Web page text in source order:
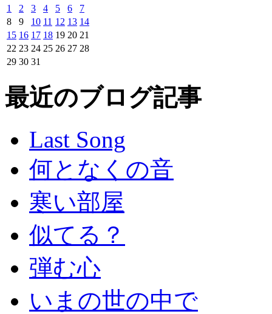
1
2 3 4 5 6
7
8
9 10 11 12 13 14
15 16 17 18 19 20 21
22 23 24 25 26 27 28
29 30 31
最近のブログ記事
Last Song
何となくの音
寒い部屋
似てる？
弾む心
いまの世の中で